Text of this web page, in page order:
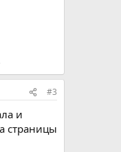
#3
и
страницы